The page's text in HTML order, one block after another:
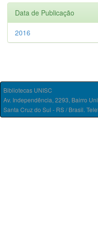
Data de Publicação
2016
Bibliotecas UNISC
Av. Independência, 2293, Bairro
Santa Cruz do Sul - RS / Brasil.